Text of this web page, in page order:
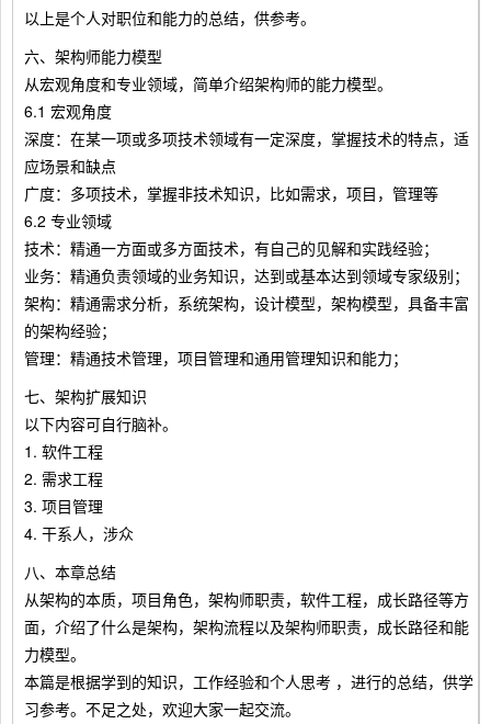
以上是个人对职位和能力的总结，供参考。
六、架构师能力模型
从宏观角度和专业领域，简单介绍架构师的能力模型。
6.1 宏观角度
深度：在某一项或多项技术领域有一定深度，掌握技术的特点，适
应场景和缺点
广度：多项技术，掌握非技术知识，比如需求，项目，管理等
6.2 专业领域
技术：精通一方面或多方面技术，有自己的见解和实践经验；
业务：精通负责领域的业务知识，达到或基本达到领域专家级别；
架构：精通需求分析，系统架构，设计模型，架构模型，具备丰富
的架构经验；
管理：精通技术管理，项目管理和通用管理知识和能力；
七、架构扩展知识
以下内容可自行脑补。
1. 软件工程
2. 需求工程
3. 项目管理
4. 干系人，涉众
八、本章总结
从架构的本质，项目角色，架构师职责，软件工程，成长路径等方
面，介绍了什么是架构，架构流程以及架构师职责，成长路径和能
力模型。
本篇是根据学到的知识，工作经验和个人思考 ，进行的总结，供学
习参考。不足之处，欢迎大家一起交流。